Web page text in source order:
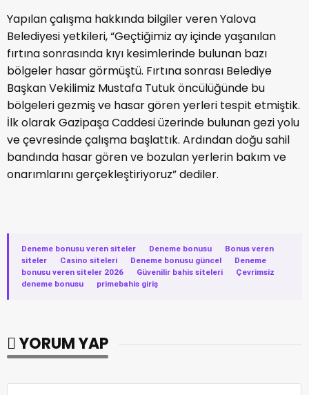
Yapılan çalışma hakkında bilgiler veren Yalova
Belediyesi yetkileri, “Geçtiğimiz ay içinde yaşanılan
fırtına sonrasında kıyı kesimlerinde bulunan bazı
bölgeler hasar görmüştü. Fırtına sonrası Belediye
Başkan Vekilimiz Mustafa Tutuk öncülüğünde bu
bölgeleri gezmiş ve hasar gören yerleri tespit etmiştik.
İlk olarak Gazipaşa Caddesi üzerinde bulunan gezi yolu
ve çevresinde çalışma başlattık. Ardından doğu sahil
bandında hasar gören ve bozulan yerlerin bakım ve
onarımlarını gerçekleştiriyoruz” dediler.
Deneme bonusu veren siteler · Deneme bonusu ·
Bonus veren
siteler
· Casino siteleri · Deneme bonusu güncel ·
Deneme
bonusu veren siteler 2026
· Güvenilir bahis siteleri ·
Çevrimsiz
deneme bonusu
· primebahis giriş
YORUM YAP